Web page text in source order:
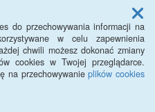
do przechowywania informacji na
w celu zapewnienia
chwili możesz dokonać zmiany
cookies w Twojej przeglądarce.
na przechowywanieplików cookies
Menu